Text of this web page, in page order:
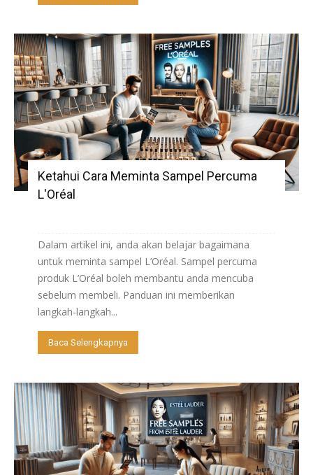
Ketahui Cara Meminta Sampel Percuma
L'Oréal
Dalam artikel ini, anda akan belajar bagaimana
untuk meminta sampel L’Oréal. Sampel percuma
produk L’Oréal boleh membantu anda mencuba
sebelum membeli. Panduan ini memberikan
langkah-langkah...
Baca Selengkapnya